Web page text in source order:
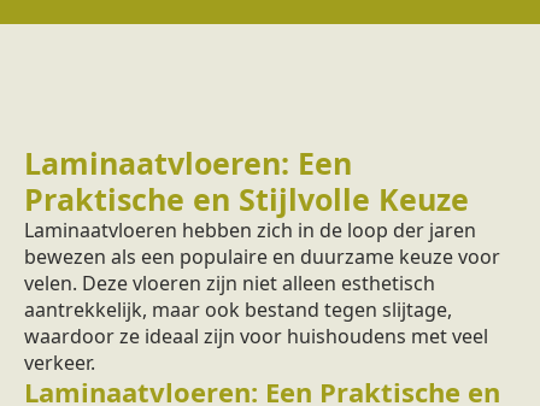
Laminaatvloeren: Een
Praktische en Stijlvolle Keuze
Laminaatvloeren hebben zich in de loop der jaren
bewezen als een populaire en duurzame keuze voor
velen. Deze vloeren zijn niet alleen esthetisch
aantrekkelijk, maar ook bestand tegen slijtage,
waardoor ze ideaal zijn voor huishoudens met veel
verkeer.
Laminaatvloeren: Een Praktische en